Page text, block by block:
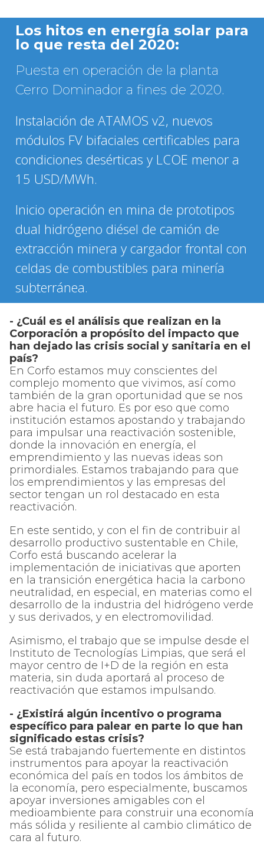
Los hitos en energía solar para
lo que resta del 2020:
Puesta en operación de la planta
Cerro Dominador a fines de 2020.
Instalación de ATAMOS v2, nuevos
módulos FV bifaciales certificables para
condiciones desérticas y LCOE menor a
15 USD/MWh.
Inicio operación en mina de prototipos
dual hidrógeno diésel de camión de
extracción minera y cargador frontal con
celdas de combustibles para minería
subterránea.
- ¿Cuál es el análisis que realizan en la
Corporación a propósito del impacto que
han dejado las crisis social y sanitaria en el
país?
En Corfo estamos muy conscientes del
complejo momento que vivimos, así como
también de la gran oportunidad que se nos
abre hacia el futuro. Es por eso que como
institución estamos apostando y trabajando
para impulsar una reactivación sostenible,
donde la innovación en energía, el
emprendimiento y las nuevas ideas son
primordiales. Estamos trabajando para que
los emprendimientos y las empresas del
sector tengan un rol destacado en esta
reactivación.
En este sentido, y con el fin de contribuir al
desarrollo productivo sustentable en Chile,
Corfo está buscando acelerar la
implementación de iniciativas que aporten
en la transición energética hacia la carbono
neutralidad, en especial, en materias como el
desarrollo de la industria del hidrógeno verde
y sus derivados, y en electromovilidad.
Asimismo, el trabajo que se impulse desde el
Instituto de Tecnologías Limpias, que será el
mayor centro de I+D de la región en esta
materia, sin duda aportará al proceso de
reactivación que estamos impulsando.
- ¿Existirá algún incentivo o programa
específico para palear en parte lo que han
significado estas crisis?
Se está trabajando fuertemente en distintos
instrumentos para apoyar la reactivación
económica del país en todos los ámbitos de
la economía, pero especialmente, buscamos
apoyar inversiones amigables con el
medioambiente para construir una economía
más sólida y resiliente al cambio climático de
cara al futuro.